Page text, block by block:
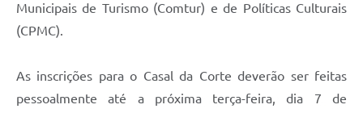
Municipais de Turismo (Comtur) e de Políticas Culturais
(CPMC).
As inscrições para o Casal da Corte deverão ser feitas
pessoalmente até a próxima terça-feira, dia 7 de